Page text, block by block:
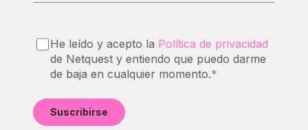
He leído y acepto la Política de privacidad
de Netquest y entiendo que puedo darme
de baja en cualquier momento.*